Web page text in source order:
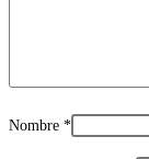
Nombre *